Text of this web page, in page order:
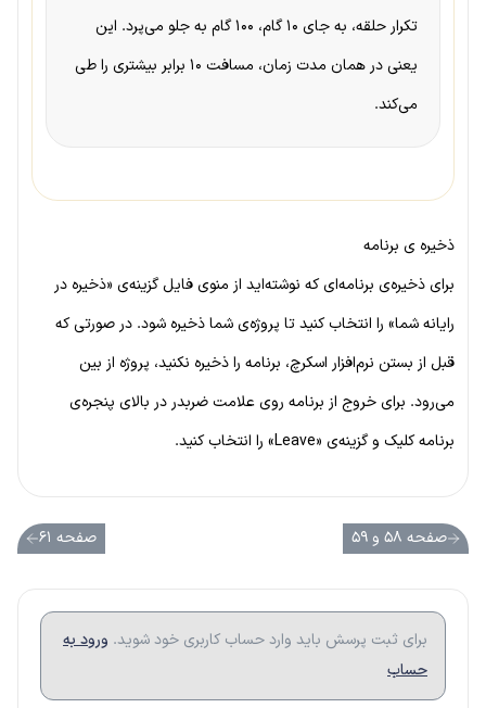
تکرار حلقه، به جای ۱۰ گام، ۱۰۰ گام به جلو می‌پرد. این
یعنی در همان مدت زمان، مسافت ۱۰ برابر بیشتری را طی
می‌کند.
ذخیره ی برنامه
برای ذخیره‌ی برنامه‌ای که نوشته‌اید از منوی فایل گزینه‌ی «ذخیره در
رایانه شما» را انتخاب کنید تا پروژه‌ی شما ذخیره شود. در صورتی که
قبل از بستن نرم‌افزار اسکرچ، برنامه را ذخیره نکنید، پروژه از بین
می‌رود. برای خروج از برنامه روی علامت ضربدر در بالای پنجره‌ی
برنامه کلیک و گزینه‌ی «Leave» را انتخاب کنید.
صفحه ۵۸ و ۵۹ صفحه ۶۱
برای ثبت پرسش باید وارد حساب کاربری خود شوید. ورود به
حساب